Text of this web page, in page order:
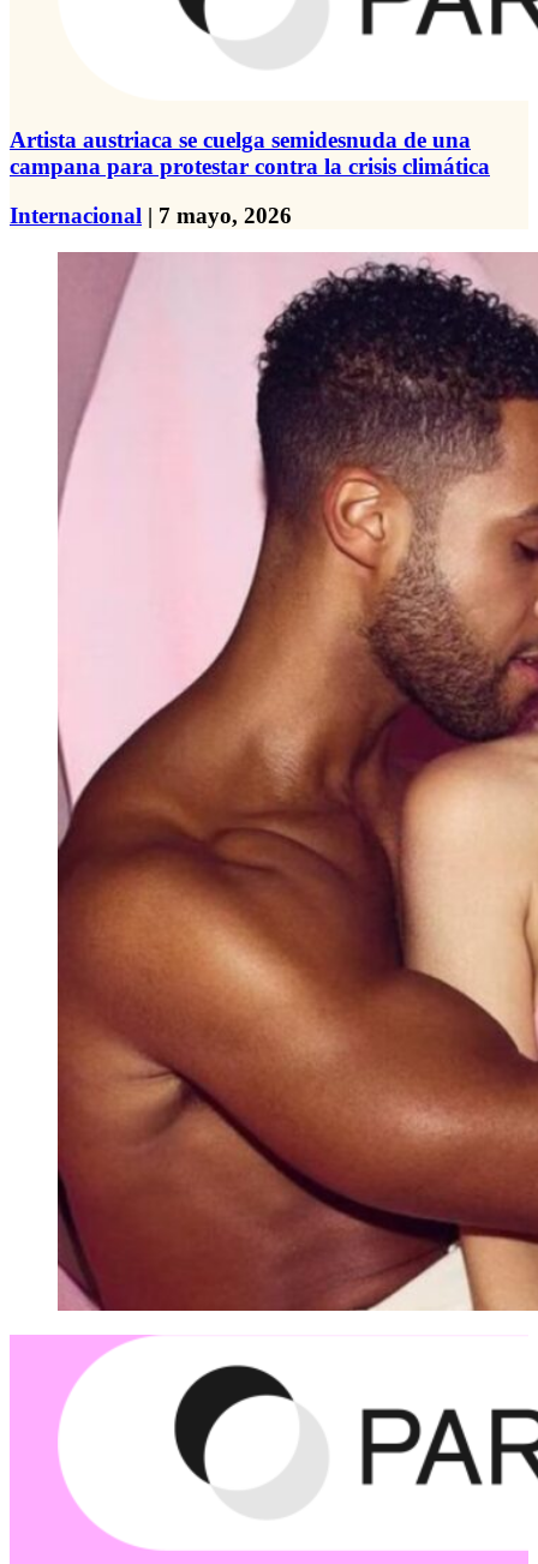
Artista austriaca se cuelga semidesnuda de una
campana para protestar contra la crisis climática
Internacional | 7 mayo, 2026